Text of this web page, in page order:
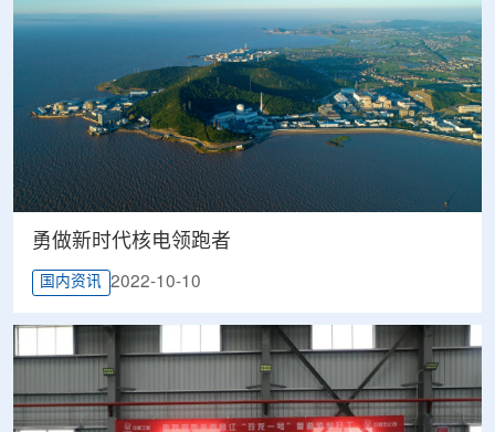
勇做新时代核电领跑者
国内资讯 2022-10-10